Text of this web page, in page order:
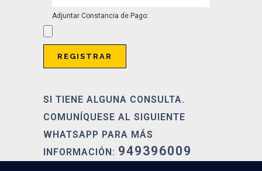
Adjuntar Constancia de Pago:
SI TIENE ALGUNA CONSULTA.
COMUNÍQUESE AL SIGUIENTE
WHATSAPP PARA MÁS
INFORMACIÓN: 949396009